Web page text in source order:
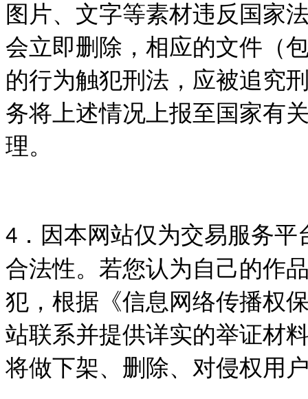
图片、文字等素材违反国家
会立即删除，相应的文件（
的行为触犯刑法，应被追究
务将上述情况上报至国家有
理。
4 ．因本网站仅为交易服务
合法性。若您认为自己的作
犯，根据《信息网络传播权
站联系并提供详实的举证材
将做下架、删除、对侵权用